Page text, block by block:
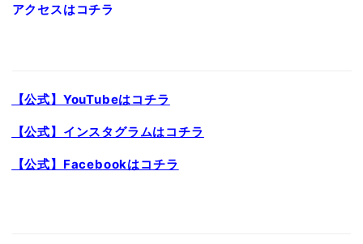
アクセスはコチラ
【公式】YouTubeはコチラ
【公式】インスタグラムはコチラ
【公式】Facebookはコチラ